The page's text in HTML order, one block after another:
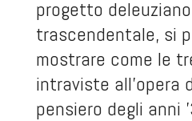
progetto
trascendentale, si
mostrare come le
intraviste all’opera
pensiero degli anni